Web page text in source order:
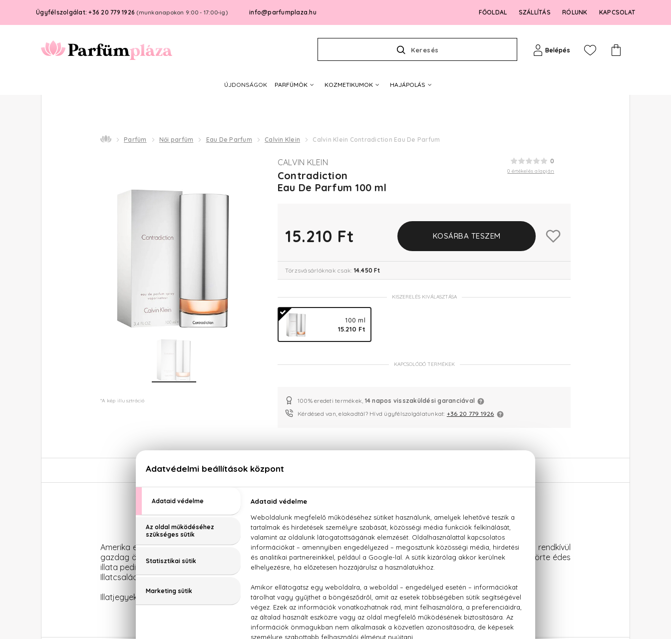
Ügyfélszolgálat: +36 20 779 1926 (munkanapokon 9:00 - 17:00-ig) info@parfumplaza.hu FŐOLDAL SZÁLLÍTÁS RÓLUNK KAPCSOLAT
Keresés Belépés
ÚJDONSÁGOK PARFÜMÖK KOZMETIKUMOK HAJÁPOLÁS
Parfüm Női parfüm Eau De Parfum Calvin Klein Calvin Klein Contradiction Eau De Parfum
*A kép illusztráció
0
0 értékelés alapján
CALVIN KLEIN
Contradiction
Eau De Parfum 100 ml
15.210 Ft KOSÁRBA TESZEM
Törzsvásárlóknak csak: 14.450 Ft
KISZERELÉS KIVÁLASZTÁSA
100 ml
15.210 Ft
KAPCSOLÓDÓ TERMÉKEK
100% eredeti termékek, 14 napos visszaküldési garanciával
Kérdésed van, elakadtál? Hívd ügyfélszolgálatunkat: +36 20 779 1926
LEÍRÁS
Calvin Klein Contradiction Eau De Parfum
Amerika egyik kedvencparfümje a \'90-es évekből, nem lehet más mint a női Contradiction. A kor szokásaihoz hűen rendkívül
gazdag öszzetevőkbenCalvin Klein parfümje. A virágözönt az eukaliptusz friss illata egészíti kí, a feketeszeder és körte édes
illata pedig izgalmassá teszi. A
Contradictionmodern és lendületes illat.
Illatcsalád: Orientális-vaníliás
Illatjegyek: Rózsa, jázmin, gyöngyvirág, eukaliptusz